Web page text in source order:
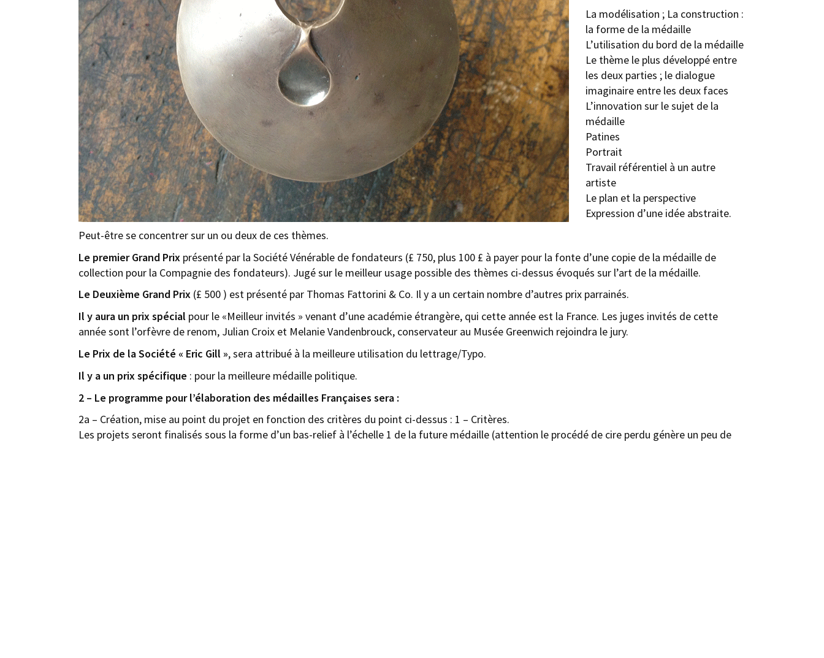
La modélisation ; La construction :
la forme de la médaille
Lʼutilisation du bord de la médaille
Le thème le plus développé entre
les deux parties ; le dialogue
imaginaire entre les deux faces
L’innovation sur le sujet de la
médaille
Patines
Portrait
Travail référentiel à un autre
artiste
Le plan et la perspective
Expression d’une idée abstraite.
Peut-être se concentrer sur un ou deux de ces thèmes.
Le premier Grand Prix présenté par la Société Vénérable de fondateurs (£ 750, plus 100 £ à payer pour la fonte d’une copie de la médaille de
collection pour la Compagnie des fondateurs). Jugé sur le meilleur usage possible des thèmes ci-dessus évoqués sur lʼart de la médaille.
Le Deuxième Grand Prix(£ 500 ) est présenté par Thomas Fattorini & Co. Il y a un certain nombre d’autres prix parrainés.
Il y aura un prix spécial pour le «Meilleur invités » venant d’une académie étrangère, qui cette année est la France. Les juges invités de cette
année sont l’orfèvre de renom, Julian Croix et Melanie Vandenbrouck, conservateur au Musée Greenwich rejoindra le jury.
Le Prix de la Société « Eric Gill », sera attribué à la meilleure utilisation du lettrage/Typo.
Il y a un prix spécifique : pour la meilleure médaille politique.
2 – Le programme pour l’élaboration des médailles Françaises sera :
2a – Création, mise au point du projet en fonction des critères du point ci-dessus : 1 – Critères.
Les projets seront finalisés sous la forme d’un bas-relief à l’échelle 1 de la future médaille (attention le procédé de cire perdu génère un peu de